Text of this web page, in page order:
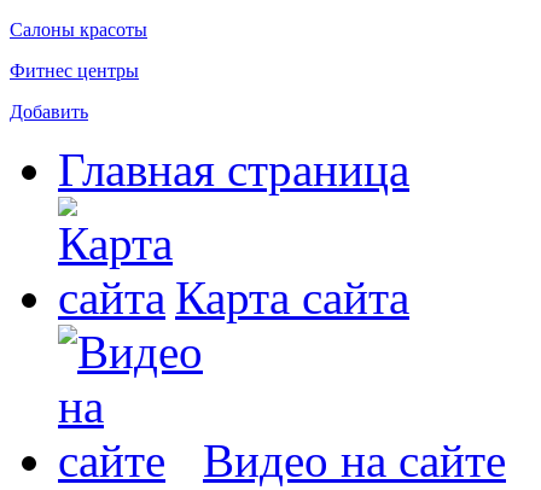
Салоны красоты
Фитнес центры
Добавить
Главная страница
Карта сайта
Видео на сайте